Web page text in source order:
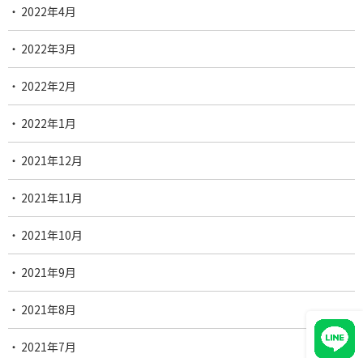
2022年4月
2022年3月
2022年2月
2022年1月
2021年12月
2021年11月
2021年10月
2021年9月
2021年8月
2021年7月